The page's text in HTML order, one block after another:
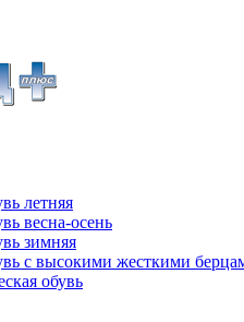
летняя
весна-осень
зимняя
с высокими жесткими
обувь